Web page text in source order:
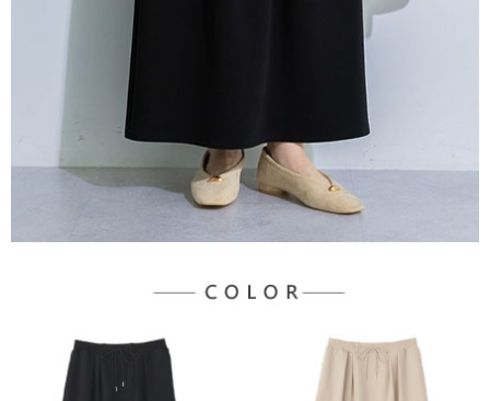
權轉讓予恩沛科技股份有限公司。
２．關於個人資料處理事宜，請瀏覽以下網址：
https://aftee.tw/terms/#terms3
３．未成年的使用者請事先徵得法定代理人或監護人之同意方可使用
「AFTEE先享後付」，若未經同意申辦者引起之損失，本公司不負相關責
４．使用「AFTEE先享後付」時，將依據個別帳號之用戶狀況，依本公司即
時審查核予不同之上限額度；若仍有額度不足之情形，本公司將視審查結果
請求用戶進行身份認證。
５．嚴禁一人註冊多個帳號或使用他人資訊註冊。若發現惡意使用之情形，
恩沛科技股份有限公司將有權停止該用戶之使用額度並採取法律行動。
每筆NT$60，滿NT$888(含以上)免運費
每筆NT$90，滿NT$888(含以上)免運費